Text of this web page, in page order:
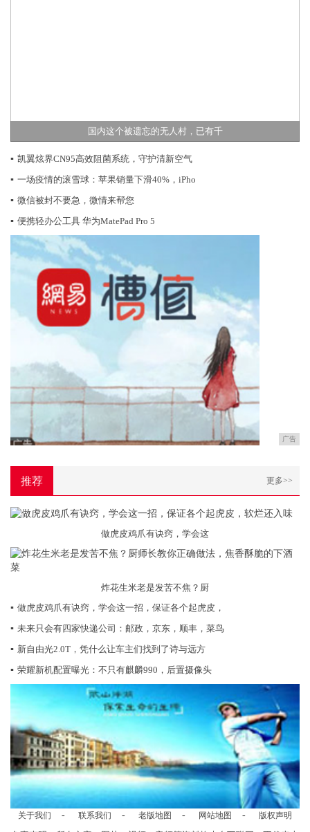
国内这个被遗忘的无人村，已有千
▪ 凯翼炫界CN95高效阻菌系统，守护清新空气
▪ 一场疫情的滚雪球：苹果销量下滑40%，iPho
▪ 微信被封不要急，微情来帮您
▪ 便携轻办公工具 华为MatePad Pro 5
广告
推荐 更多>>
做虎皮鸡爪有诀窍，学会这
炸花生米老是发苦不焦？厨
▪ 做虎皮鸡爪有诀窍，学会这一招，保证各个起虎皮，
▪ 未来只会有四家快递公司：邮政，京东，顺丰，菜鸟
▪ 新自由光2.0T，凭什么让车主们找到了诗与远方
▪ 荣耀新机配置曝光：不只有麒麟990，后置摄像头
关于我们 - 联系我们 - 老版地图 - 网站地图 - 版权声明